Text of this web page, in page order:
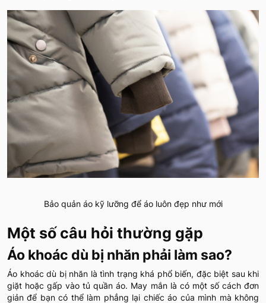
Bảo quản áo kỹ lưỡng để áo luôn đẹp như mới
Một số câu hỏi thường gặp
Áo khoác dù bị nhăn phải làm sao?
Áo khoác dù bị nhăn là tình trạng khá phổ biến, đặc biệt sau khi
giặt hoặc gấp vào tủ quần áo. May mắn là có một số cách đơn
giản để bạn có thể làm phẳng lại chiếc áo của mình mà không